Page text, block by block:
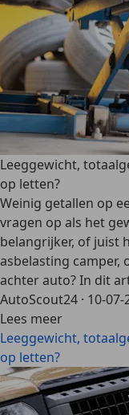
Leeggewicht,
op letten?
Weinig getallen op
vragen op als het
belangrijker, of juist
asbelasting camper,
achter auto? In dit
AutoScout24 · 10-07-
Lees meer
Leeggewicht,
op letten?